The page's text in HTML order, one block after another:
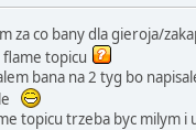
za co bany dla gieroja/
topicu
bana na 2 tyg bo
topicu trzeba byc milym